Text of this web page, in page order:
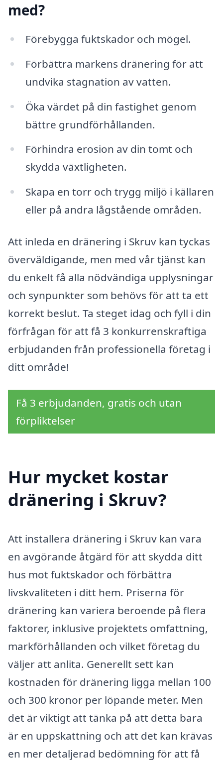
med?
Förebygga fuktskador och mögel.
Förbättra markens dränering för att
undvika stagnation av vatten.
Öka värdet på din fastighet genom
bättre grundförhållanden.
Förhindra erosion av din tomt och
skydda växtligheten.
Skapa en torr och trygg miljö i källaren
eller på andra lågstående områden.
Att inleda en dränering i Skruv kan tyckas
överväldigande, men med vår tjänst kan
du enkelt få alla nödvändiga upplysningar
och synpunkter som behövs för att ta ett
korrekt beslut. Ta steget idag och fyll i din
förfrågan för att få 3 konkurrenskraftiga
erbjudanden från professionella företag i
ditt område!
Få 3 erbjudanden, gratis och utan
förpliktelser
Hur mycket kostar
dränering i Skruv?
Att installera dränering i Skruv kan vara
en avgörande åtgärd för att skydda ditt
hus mot fuktskador och förbättra
livskvaliteten i ditt hem. Priserna för
dränering kan variera beroende på flera
faktorer, inklusive projektets omfattning,
markförhållanden och vilket företag du
väljer att anlita. Generellt sett kan
kostnaden för dränering ligga mellan 100
och 300 kronor per löpande meter. Men
det är viktigt att tänka på att detta bara
är en uppskattning och att det kan krävas
en mer detaljerad bedömning för att få